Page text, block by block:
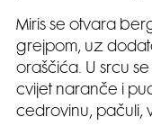
Miris se otvara
grejpom, uz
oraščića. U srcu
cvijet naranče i
cedrovinu, pačuli,